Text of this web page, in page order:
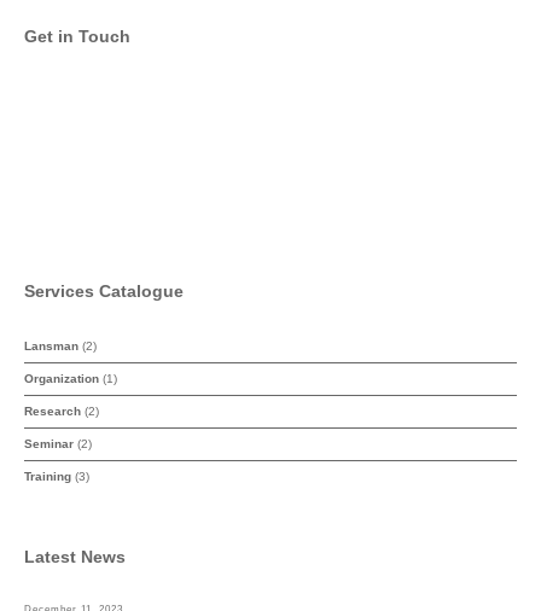
Get in Touch
Services Catalogue
Lansman (2)
Organization (1)
Research (2)
Seminar (2)
Training (3)
Latest News